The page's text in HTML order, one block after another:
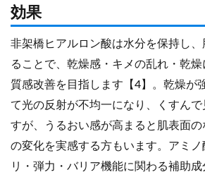
効果
非架橋ヒアルロン酸は水分を保持し
ることで、乾燥感・キメの乱れ・乾
質感改善を目指します【4】。乾燥が
て光の反射が不均一になり、くすんで
すが、うるおい感が高まると肌表面
の変化を実感する方もいます。アミ
リ・弾力・バリア機能に関わる補助